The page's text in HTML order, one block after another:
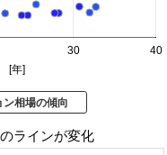
30 40
[年]
相場の傾向
ラインが変化